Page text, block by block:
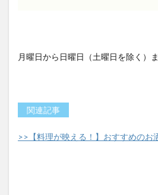
月曜日から日曜日（土曜日を除く）
関連記事
>>【料理が映える！】おすすめのお